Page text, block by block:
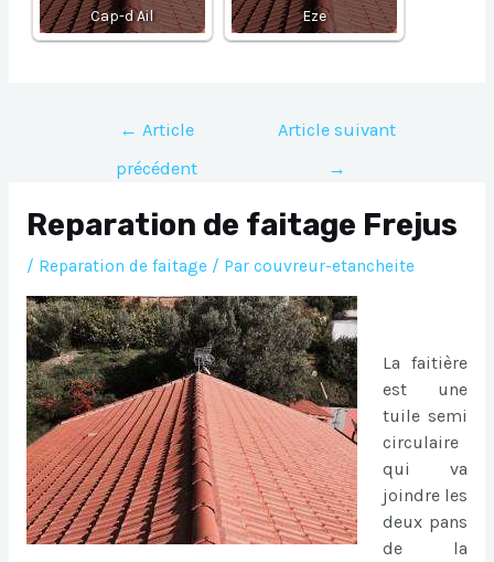
Cap-d Ail
Eze
Navigation
l’article
← Article
précédent
Article suivant
→
Reparation de faitage Frejus
/ Reparation de faitage/ Par couvreur-etancheite
La faitière
est une
tuile semi
circulaire
qui va
joindre les
deux pans
de la